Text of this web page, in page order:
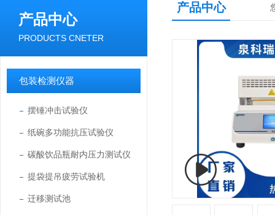
产品中心
PRODUCTS CNETER
包装检测仪器
摆锤冲击试验仪
纸碗多功能抗压试验仪
碳酸饮品瓶耐内压力测试仪
提袋提吊疲劳试验机
迁移测试池
产品中心